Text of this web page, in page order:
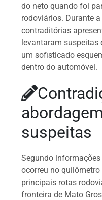
do neto quando foi
rodoviários. Durante
contraditórias
levantaram suspeitas
um sofisticado
dentro do automóvel.
suspeitas
Segundo informações
ocorreu no quilômetro
principais rotas
fronteira de Mato